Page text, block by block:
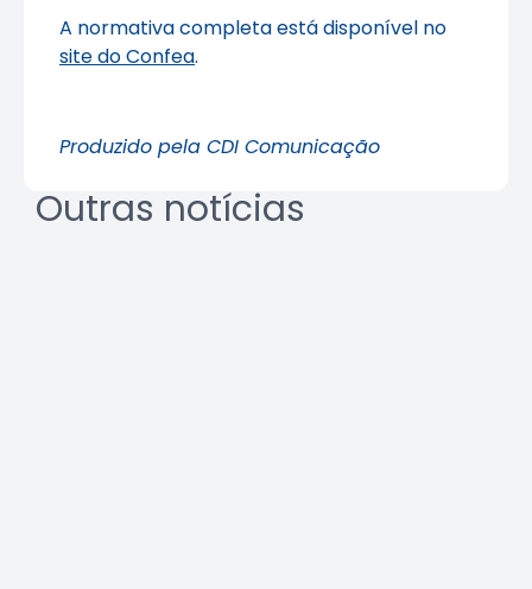
A normativa completa está disponível no
site do Confea.
Produzido pela CDI Comunicação
Outras notícias